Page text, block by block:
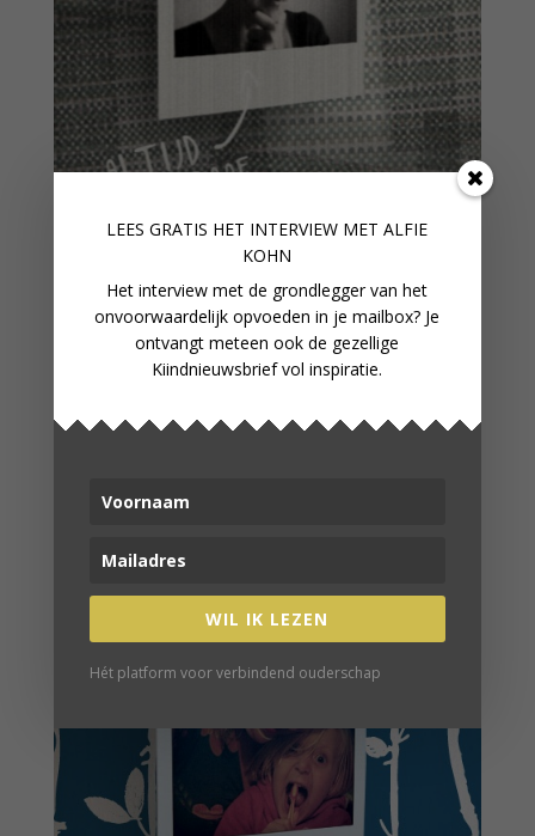
LEES GRATIS HET INTERVIEW MET ALFIE
KOHN
Het interview met de grondlegger van het
onvoorwaardelijk opvoeden in je mailbox? Je
ontvangt meteen ook de gezellige
Kiindnieuwsbrief vol inspiratie.
WIL IK LEZEN
Hét platform voor verbindend ouderschap